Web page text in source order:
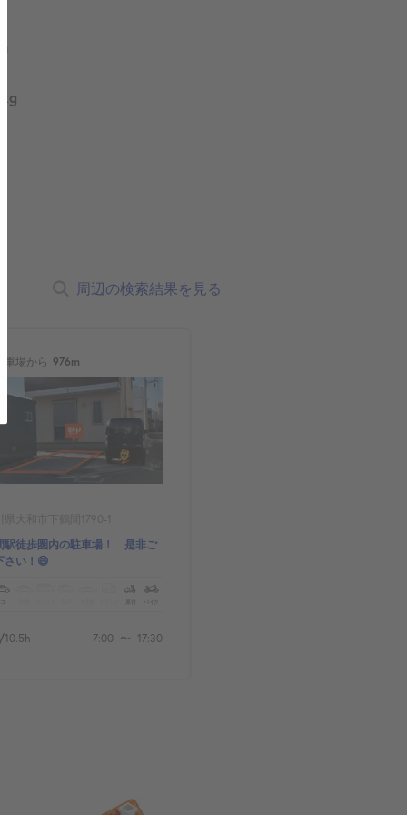
周辺の検索結果を見る
車場から 976m
駅徒歩圏内の駐車場！ 是非ご
さい！😄
バイク
/10.5h 7:00 〜 17:30